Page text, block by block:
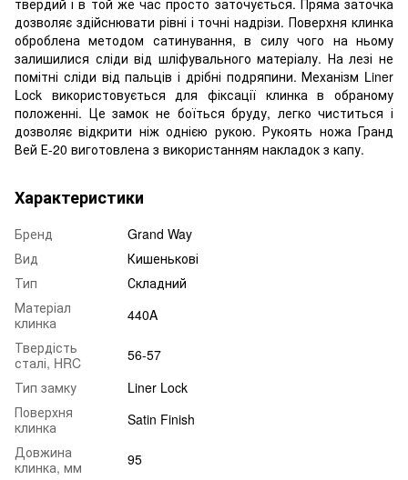
дозволяє здійснювати рівні і точні надрізи. Поверхня клинка
оброблена методом сатинування, в силу чого на ньому
залишилися сліди від шліфувального матеріалу. На лезі не
помітні сліди від пальців і дрібні подряпини. Механізм Liner
Lock використовується для фіксації клинка в обраному
положенні. Це замок не боїться бруду, легко чиститься і
дозволяє відкрити ніж однією рукою. Рукоять ножа Гранд
Вей Е-20 виготовлена ​​з використанням накладок з капу.
Характеристики
Бренд
Grand Way
Вид
Кишенькові
Тип
Складний
Матеріал
клинка
440A
Твердість
сталі, HRC
56-57
Тип замку
Liner Lock
Поверхня
клинка
Satin Finish
Довжина
клинка, мм
95